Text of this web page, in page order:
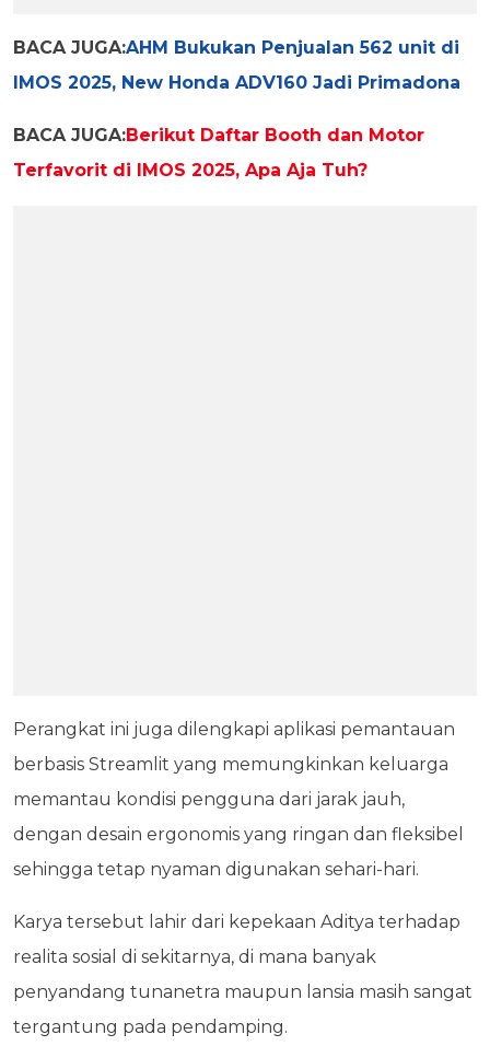
BACA JUGA:AHM Bukukan Penjualan 562 unit di
IMOS 2025, New Honda ADV160 Jadi Primadona
BACA JUGA:Berikut Daftar Booth dan Motor
Terfavorit di IMOS 2025, Apa Aja Tuh?
Perangkat ini juga dilengkapi aplikasi pemantauan
berbasis Streamlit yang memungkinkan keluarga
memantau kondisi pengguna dari jarak jauh,
dengan desain ergonomis yang ringan dan fleksibel
sehingga tetap nyaman digunakan sehari-hari.
Karya tersebut lahir dari kepekaan Aditya terhadap
realita sosial di sekitarnya, di mana banyak
penyandang tunanetra maupun lansia masih sangat
tergantung pada pendamping.